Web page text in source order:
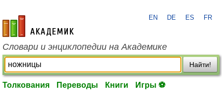
academic.ru
EN DE ES FR
Словари и энциклопедии на Академике
Найти!
Толкования Переводы Книги Игры ⚽